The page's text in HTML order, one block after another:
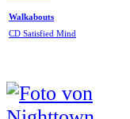
Walkabouts
CD Satisfied Mind